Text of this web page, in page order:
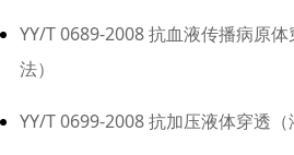
YY/T 0689‑2008 抗血液传播病原
法）
YY/T 0699‑2008 抗加压液体穿透（